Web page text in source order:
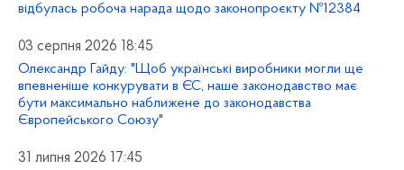
відбулась робоча нарада щодо законопроєкту №12384
03 серпня 2026 18:45
Олександр Гайду: "Щоб українські виробники могли ще
впевненіше конкурувати в ЄС, наше законодавство має
бути максимально наближене до законодавства
Європейського Союзу"
31 липня 2026 17:45